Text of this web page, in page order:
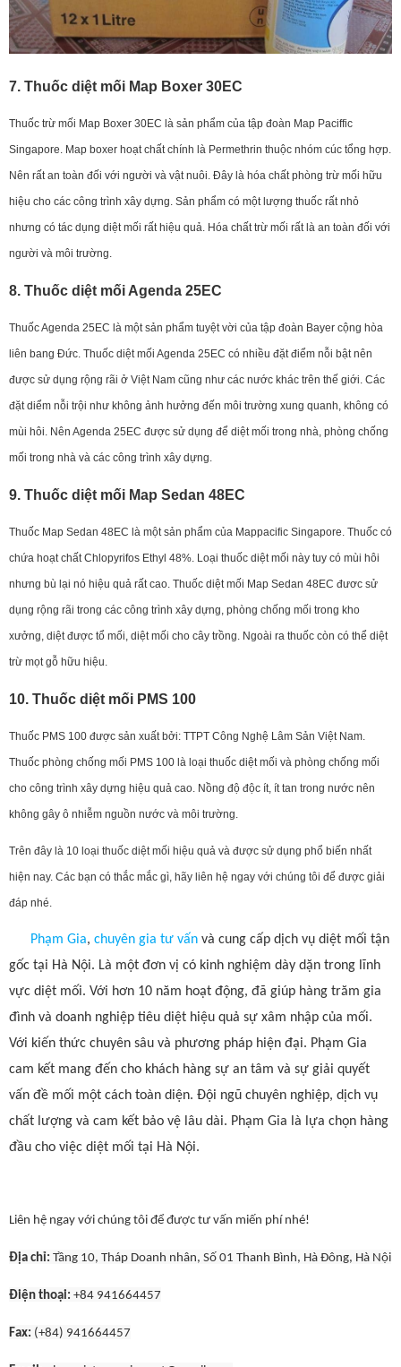
7. Thuốc diệt mối Map Boxer 30EC
Thuốc trừ mối Map Boxer 30EC là sản phẩm của tập đoàn Map Paciffic
Singapore. Map boxer hoạt chất chính là Permethrin thuộc nhóm cúc tổng hợp.
Nên rất an toàn đối với người và vật nuôi. Đây là hóa chất phòng trừ mối hữu
hiệu cho các công trình xây dựng. Sản phẩm có một lượng thuốc rất nhỏ
nhưng có tác dụng diệt mối rất hiệu quả. Hóa chất trừ mối rất là an toàn đối với
người và môi trường.
8. Thuốc diệt mối Agenda 25EC
Thuốc Agenda 25EC là một sản phẩm tuyệt vời của tập đoàn Bayer cộng hòa
liên bang Đức. Thuốc diệt mối Agenda 25EC có nhiều đặt điểm nỗi bật nên
được sử dụng rộng rãi ở Việt Nam cũng như các nước khác trên thế giới. Các
đặt diểm nỗi trội như không ảnh hưởng đến môi trường xung quanh, không có
mùi hôi. Nên Agenda 25EC được sử dụng để diệt mối trong nhà, phòng chống
mối trong nhà và các công trình xây dựng.
9. Thuốc diệt mối Map Sedan 48EC
Thuốc Map Sedan 48EC là một sản phẩm của Mappacific Singapore. Thuốc có
chứa hoạt chất Chlopyrifos Ethyl 48%. Loại thuốc diệt mối này tuy có mùi hôi
nhưng bù lại nó hiệu quả rất cao. Thuốc diệt mối Map Sedan 48EC đươc sử
dụng rộng rãi trong các công trình xây dựng, phòng chống mối trong kho
xưởng, diệt được tổ mối, diệt mối cho cây trồng. Ngoài ra thuốc còn có thể diệt
trừ mọt gỗ hữu hiệu.
10. Thuốc diệt mối PMS 100
Thuốc PMS 100 được sản xuất bởi: TTPT Công Nghệ Lâm Sản Việt Nam.
Thuốc phòng chống mối PMS 100 là loại thuốc diệt mối và phòng chống mối
cho công trình xây dựng hiệu quả cao. Nồng độ độc ít, ít tan trong nước nên
không gây ô nhiễm nguồn nước và môi trường.
Trên đây là 10 loại thuốc diệt mối hiệu quả và được sử dụng phổ biến nhất
hiện nay. Các bạn có thắc mắc gì, hãy liên hệ ngay với chúng tôi để được giải
đáp nhé.
Phạm Gia, chuyên gia tư vấn và cung cấp dịch vụ diệt mối tận
gốc tại Hà Nội. Là một đơn vị có kinh nghiệm dày dặn trong lĩnh
vực diệt mối. Với hơn 10 năm hoạt động, đã giúp hàng trăm gia
đình và doanh nghiệp tiêu diệt hiệu quả sự xâm nhập của mối.
Với kiến thức chuyên sâu và phương pháp hiện đại. Phạm Gia
cam kết mang đến cho khách hàng sự an tâm và sự giải quyết
vấn đề mối một cách toàn diện. Đội ngũ chuyên nghiệp, dịch vụ
chất lượng và cam kết bảo vệ lâu dài. Phạm Gia là lựa chọn hàng
đầu cho việc diệt mối tại Hà Nội.
Liên hệ ngay với chúng tôi để được tư vấn miến phí nhé!
Địa chỉ: Tầng 10, Tháp Doanh nhân, Số 01 Thanh Bình, Hà Đông, Hà Nội
Điện thoại: +84 941664457
Fax: (+84) 941664457